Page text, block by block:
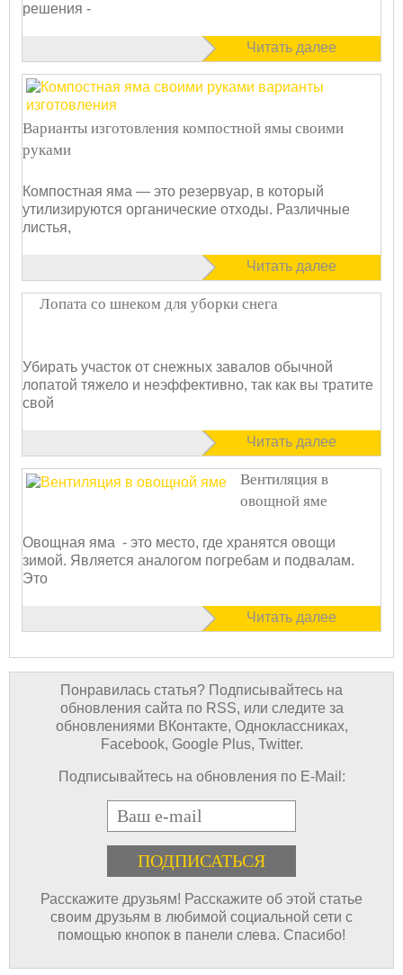
решения -
Читать далее
Варианты изготовления компостной ямы своими
руками
Компостная яма — это резервуар, в который
утилизируются органические отходы. Различные
листья,
Читать далее
Лопата со шнеком для уборки снега
Убирать участок от снежных завалов обычной
лопатой тяжело и неэффективно, так как вы тратите
свой
Читать далее
Вентиляция в
овощной яме
Овощная яма - это место, где хранятся овощи
зимой. Является аналогом погребам и подвалам.
Это
Читать далее
Понравилась статья? Подписывайтесь на
обновления сайта по RSS, или следите за
обновлениями ВКонтакте, Одноклассниках,
Facebook, Google Plus, Twitter.
Подписывайтесь на обновления по E-Mail:
E-mail
Расскажите друзьям! Расскажите об этой статье
своим друзьям в любимой социальной сети с
помощью кнопок в панели слева. Спасибо!